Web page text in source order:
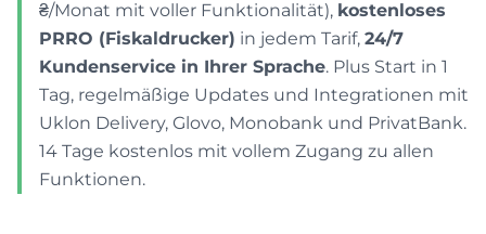
₴/Monat mit voller Funktionalität), kostenloses
PRRO (Fiskaldrucker) in jedem Tarif, 24/7
Kundenservice in Ihrer Sprache. Plus Start in 1
Tag, regelmäßige Updates und Integrationen mit
Uklon Delivery, Glovo, Monobank und PrivatBank.
14 Tage kostenlos mit vollem Zugang zu allen
Funktionen.